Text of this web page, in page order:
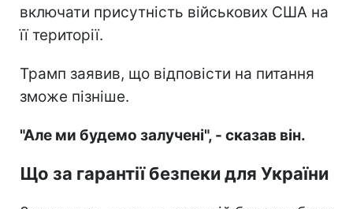
включати присутність військових США на
її території.
Трамп заявив, що відповісти на питання
зможе пізніше.
"Але ми будемо залучені", - сказав він.
Що за гарантії безпеки для України